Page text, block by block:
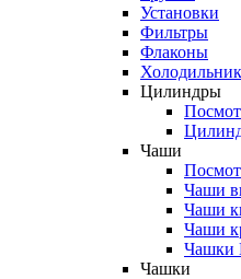
Установки
Фильтры
Флаконы
Цилиндры
Чаши
Чаши
Чаши
Чаши
Чашки
Чашки